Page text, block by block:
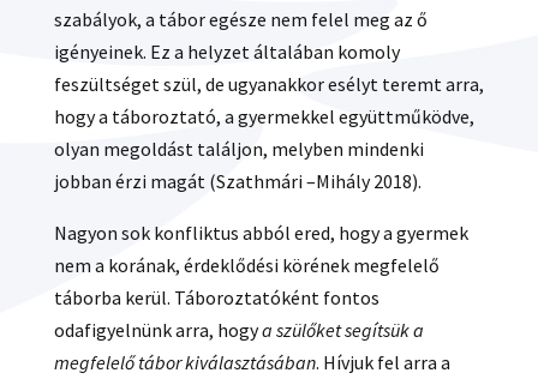
szabályok, a tábor egésze nem felel meg az ő
igényeinek. Ez a helyzet általában komoly
feszültséget szül, de ugyanakkor esélyt teremt arra,
hogy a táboroztató, a gyermekkel együttműködve,
olyan megoldást találjon, melyben mindenki
jobban érzi magát (Szathmári –Mihály 2018).
Nagyon sok konfliktus abból ered, hogy a gyermek
nem a korának, érdeklődési körének megfelelő
táborba kerül. Táboroztatóként fontos
odafigyelnünk arra, hogya szülőket segítsük a
megfelelő tábor kiválasztásában. Hívjuk fel arra a